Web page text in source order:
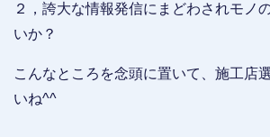
２，誇大な情報発信にまどわされモノ
いか？
こんなところを念頭に置いて、施工店
いね^^